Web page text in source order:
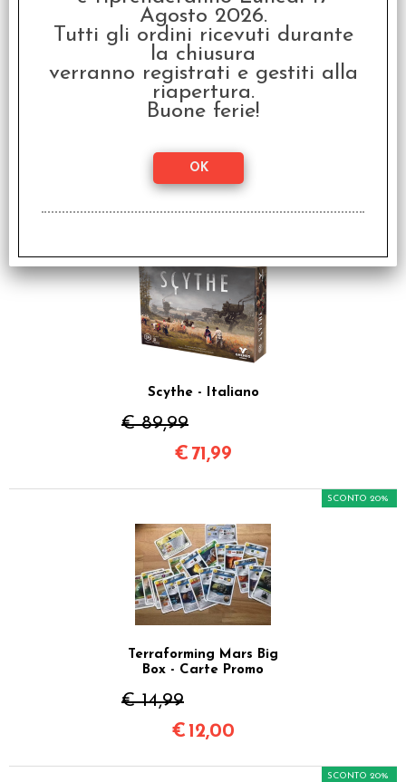
Set Dadi Nebula -
€ 10,99
€8,79
Scythe - Italiano
€ 89,99
€ 71,99
Terraforming Mars Big
Box - Carte Promo
€ 14,99
SCONTO 20%
€ 12,00
SCONTO 20%
Agosto 2026.
Tutti gli ordini ricevuti durante
la chiusura
verranno registrati e gestiti alla
riapertura.
Buone ferie!